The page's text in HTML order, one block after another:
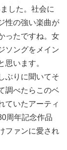
した。社会に
性の強い楽曲が
ったですね。女
ソングをメイン
思います。
ぶりに聞いてそ
調べたらこのベ
ていたアーティ
周年記念作品
ファンに愛され